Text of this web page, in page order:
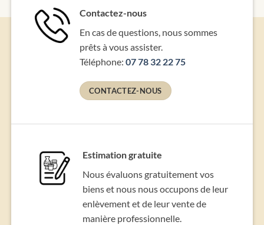
Contactez-nous
En cas de questions, nous sommes
prêts à vous assister.
Téléphone: 07 78 32 22 75
CONTACTEZ-NOUS
Estimation gratuite
Nous évaluons gratuitement vos
biens et nous nous occupons de leur
enlèvement et de leur vente de
manière professionnelle.